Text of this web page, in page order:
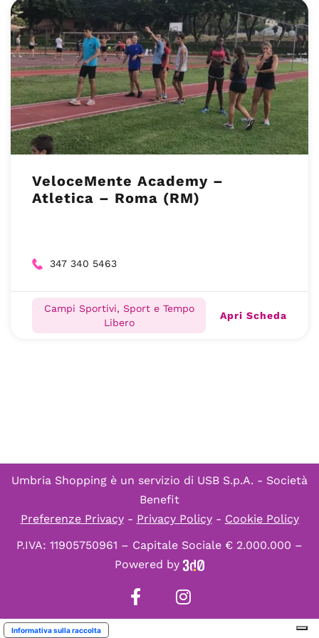
VeloceMente Academy –
Atletica – Roma (RM)
347 340 5463
Campi Sportivi, Sport e Tempo
Libero
Apri Scheda
Umbria Shopping è un servizio di USB S.p.A. - Società
Benefit
Preferenze Privacy- Privacy Policy- Cookie Policy
P.IVA: 11905750961 – Capitale Sociale € 2.000.000 –
Powered by
Informativa sulla raccolta